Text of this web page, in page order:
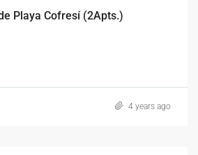
Playa Cofresí (2Apts.)
4 years ago